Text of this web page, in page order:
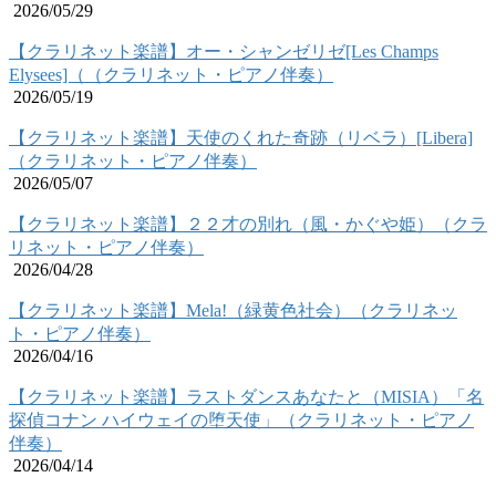
2026/05/29
【クラリネット楽譜】オー・シャンゼリゼ[Les Champs
Elysees]（（クラリネット・ピアノ伴奏）
2026/05/19
【クラリネット楽譜】天使のくれた奇跡（リベラ）[Libera]
（クラリネット・ピアノ伴奏）
2026/05/07
【クラリネット楽譜】２２才の別れ（風・かぐや姫）（クラ
リネット・ピアノ伴奏）
2026/04/28
【クラリネット楽譜】Mela!（緑黄色社会）（クラリネッ
ト・ピアノ伴奏）
2026/04/16
【クラリネット楽譜】ラストダンスあなたと（MISIA）「名
探偵コナン ハイウェイの堕天使」（クラリネット・ピアノ
伴奏）
2026/04/14